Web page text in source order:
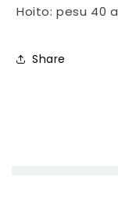
Hoito: pesu 40
Share